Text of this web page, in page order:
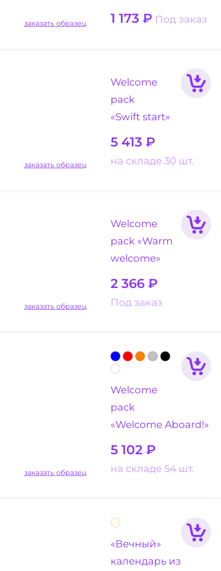
1 173 ₽ Под заказ
заказать образец
Welcome
pack
«Swift start»
5 413 ₽
на складе 30 шт.
заказать образец
Welcome
pack «Warm
welcome»
2 366 ₽
Под заказ
заказать образец
Welcome
pack
«Welcome Aboard!»
5 102 ₽
на складе 54 шт.
заказать образец
«Вечный»
календарь из